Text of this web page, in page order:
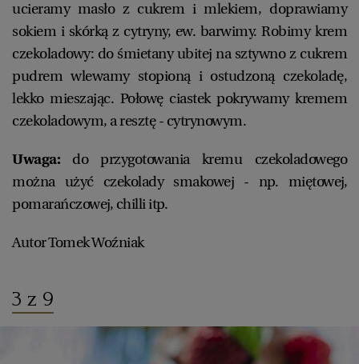
ucieramy masło z cukrem i mlekiem, doprawiamy
sokiem i skórką z cytryny, ew. barwimy. Robimy krem
czekoladowy: do śmietany ubitej na sztywno z cukrem
pudrem wlewamy stopioną i ostudzoną czekoladę,
lekko mieszając. Połowę ciastek pokrywamy kremem
czekoladowym, a resztę - cytrynowym.
Uwaga: do przygotowania kremu czekoladowego
można użyć czekolady smakowej - np. miętowej,
pomarańczowej, chilli itp.
Autor Tomek Woźniak
3 z 9